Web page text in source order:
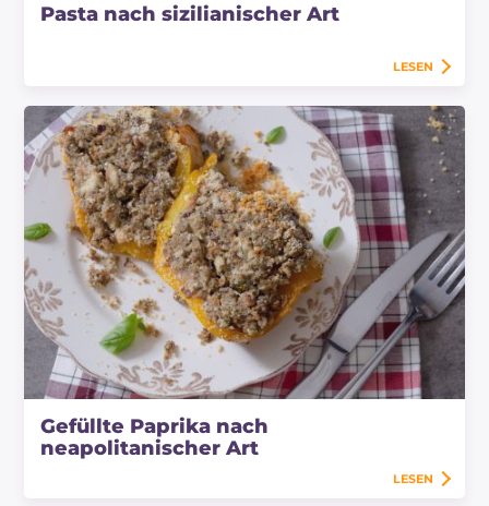
Pasta nach sizilianischer Art
LESEN
Gefüllte Paprika nach
neapolitanischer Art
LESEN